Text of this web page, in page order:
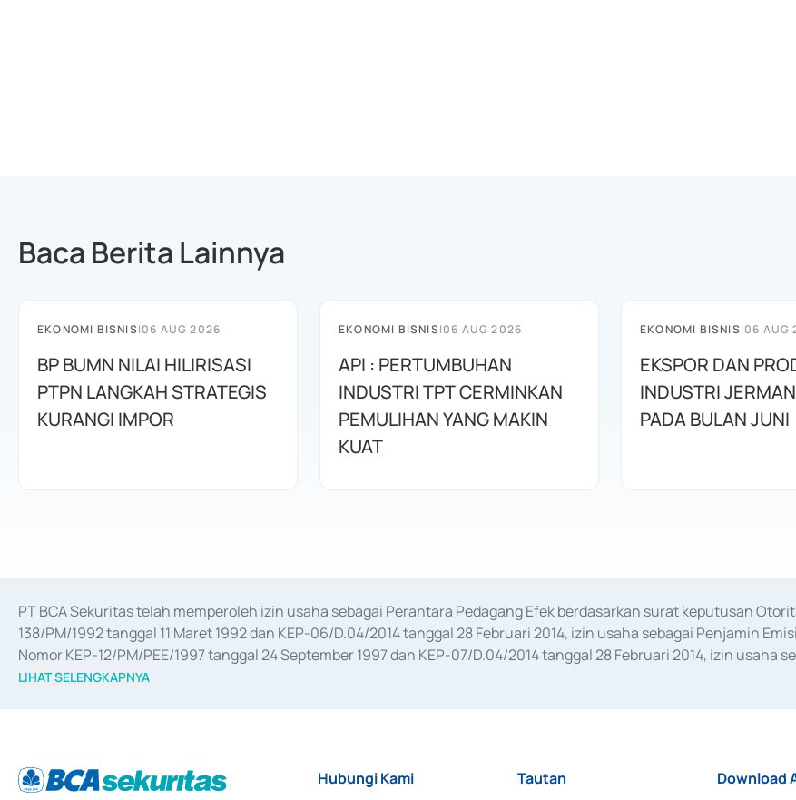
Baca Berita Lainnya
EKONOMI BISNIS|06 AUG 2026
BP BUMN NILAI HILIRISASI
PTPN LANGKAH STRATEGIS
KURANGI IMPOR
EKONOMI BISNIS|06 AUG 2026
API : PERTUMBUHAN
INDUSTRI TPT CERMINKAN
PEMULIHAN YANG MAKIN
KUAT
EKONOMI BISNIS|06 AUG
EKSPOR DAN
INDUSTRI
PADA BULAN JUNI
PT BCA Sekuritas telah memperoleh izin usaha sebagai Perantara Pedagang Efek berdasarkan surat keputusan
138/PM/1992 tanggal 11 Maret 1992 dan KEP-06/D.04/2014 tanggal 28 Februari 2014, izin usaha sebagai Penjamin
Nomor KEP-12/PM/PEE/1997 tanggal 24 September 1997 dan KEP-07/D.04/2014 tanggal 28 Februari 2014, izin usaha
merger, akuisisi, divestasi, dan
LIHAT SELENGKAPNYA
Hubungi Kami Tautan Download